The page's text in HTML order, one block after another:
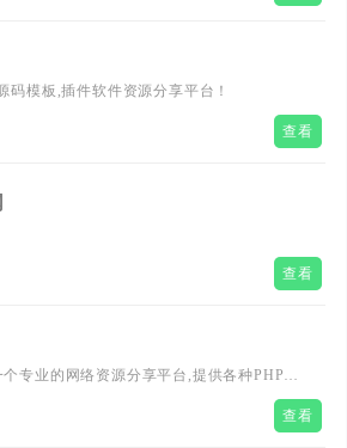
码模板,插件软件资源分享平台！
查看
查看
专业的网络资源分享平台,提供各种PHP源
游戏源码、模板插件、软件工具、网络教
查看